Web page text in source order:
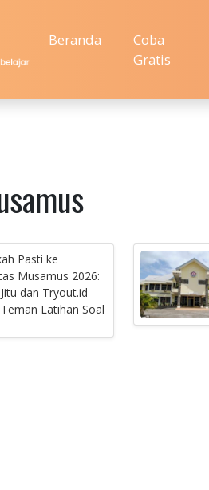
Beranda
Coba
Gratis
Pasti ke
Musamus 2026:
dan Tryout.id
Latihan Soal